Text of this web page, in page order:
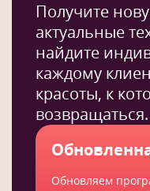
Получите
актуальные
найдите
каждому
красоты, к
возвращаться.
Обновляем